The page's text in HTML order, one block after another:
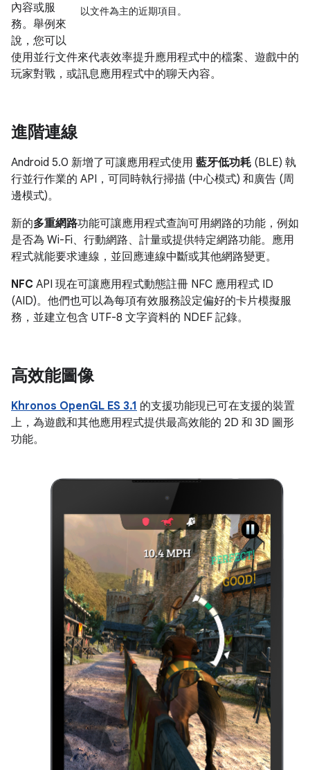
以文件為主的近期項目。
內容或服
務。舉例來
說，您可以
使用並行文件來代表效率提升應用程式中的檔案、遊戲中的
玩家對戰，或訊息應用程式中的聊天內容。
進階連線
Android 5.0 新增了可讓應用程式使用 藍牙低功耗 (BLE) 執
行並行作業的 API，可同時執行掃描 (中心模式) 和廣告 (周
邊模式)。
新的多重網路功能可讓應用程式查詢可用網路的功能，例如
是否為 Wi-Fi、行動網路、計量或提供特定網路功能。應用
程式就能要求連線，並回應連線中斷或其他網路變更。
NFC API 現在可讓應用程式動態註冊 NFC 應用程式 ID
(AID)。他們也可以為每項有效服務設定偏好的卡片模擬服
務，並建立包含 UTF-8 文字資料的 NDEF 記錄。
高效能圖像
Khronos OpenGL ES 3.1 的支援功能現已可在支援的裝置
上，為遊戲和其他應用程式提供最高效能的 2D 和 3D 圖形
功能。